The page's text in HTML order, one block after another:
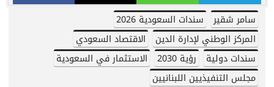
سامر شقير
سندات السعودية 2026
المركز الوطني لإدارة الدين
الاقتصاد السعودي
سندات دولية
رؤية 2030
الاستثمار في السعودية
مجلس التنفيذيين اللبنانيين